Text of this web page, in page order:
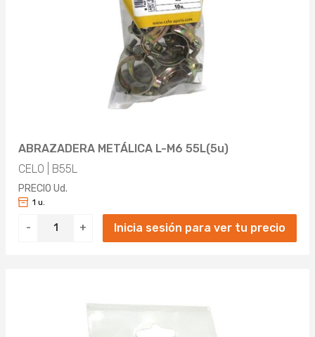
ABRAZADERA METÁLICA L-M6 55L(5u)
CELO | B55L
PRECIO Ud.
- +
1 u.
Inicia sesión para ver tu precio